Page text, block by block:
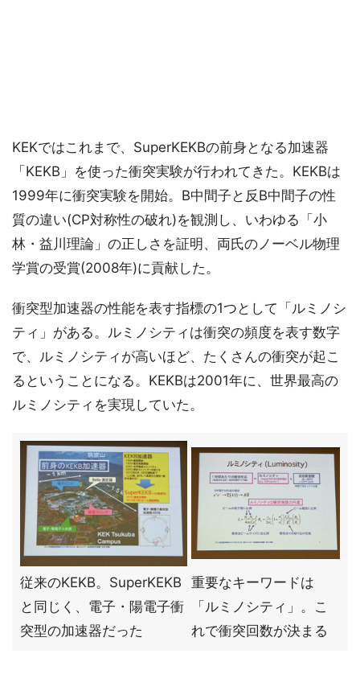
KEKではこれまで、SuperKEKBの前身となる加速器
「KEKB」を使った衝突実験が行われてきた。KEKBは
1999年に衝突実験を開始。B中間子と反B中間子の性
質の違い(CP対称性の破れ)を観測し、いわゆる「小
林・益川理論」の正しさを証明、両氏のノーベル物理
学賞の受賞(2008年)に貢献した。
衝突型加速器の性能を表す指標の1つとして「ルミノシ
ティ」がある。ルミノシティは衝突の頻度を表す数字
で、ルミノシティが高いほど、たくさんの衝突が起こ
るということになる。KEKBは2001年に、世界最高の
ルミノシティを実現していた。
従来のKEKB。SuperKEKB
と同じく、電子・陽電子衝
突型の加速器だった
重要なキーワードは
「ルミノシティ」。こ
れで衝突回数が決まる